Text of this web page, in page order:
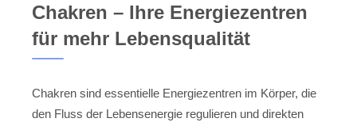
Chakren – Ihre Energiezentren
für mehr Lebensqualität
Chakren sind essentielle Energiezentren im Körper, die
den Fluss der Lebensenergie regulieren und direkten